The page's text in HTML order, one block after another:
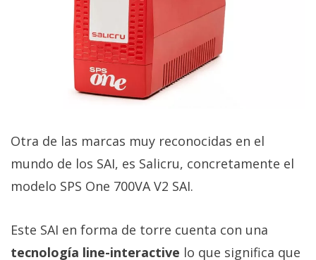
Otra de las marcas muy reconocidas en el
mundo de los SAI, es Salicru, concretamente el
modelo SPS One 700VA V2 SAI.
Este SAI en forma de torre cuenta con una
tecnología line-interactive lo que significa que